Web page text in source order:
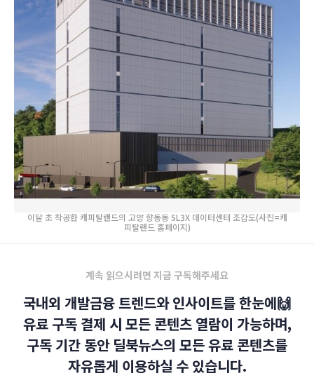
이달 초 착공한 캐피탈랜드의 고양 향동동 SL3X 데이터센터 조감도(사진=캐
피탈랜드 홈페이지)
계속 읽으시려면 지금 구독해주세요
국내외 개발금융 트렌드와 인사이트를 한눈에🙌
유료 구독 결제 시 모든 콘텐츠 열람이 가능하며,
구독 기간 동안 딜북뉴스의 모든 유료 콘텐츠를
자유롭게 이용하실 수 있습니다.